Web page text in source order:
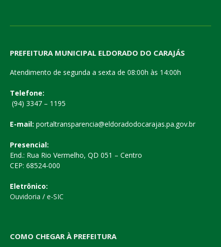
PREFEITURA MUNICIPAL ELDORADO DO CARAJÁS
Atendimento de segunda a sexta de 08:00h às 14:00h
Telefone:
(94) 3347 – 1195
E-mail: portaltransparencia@eldoradodocarajas.pa.gov.br
Presencial:
End.: Rua Rio Vermelho, QD 051 – Centro
CEP: 68524-000
Eletrônico:
Ouvidoria / e-SIC
COMO CHEGAR À PREFEITURA